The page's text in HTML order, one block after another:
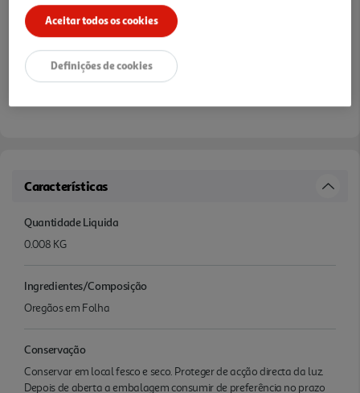
Características
Quantidade Liquida
0.008 KG
Ingredientes/Composição
Oregãos em Folha
Conservação
Conservar em local fesco e seco. Proteger de acção directa da luz.
Depois de aberta a embalagem consumir de preferência no prazo
Aceitar todos os cookies
Definições de cookies